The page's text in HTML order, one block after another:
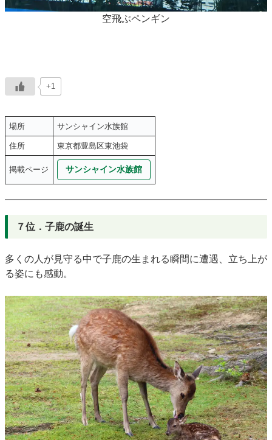
空飛ぶペンギン
+1
場所 サンシャイン水族館
住所 東京都豊島区東池袋
掲載ページ サンシャイン水族館
７位．子鹿の誕生
多くの人が見守る中で子鹿の生まれる瞬間に遭遇、立ち上が
る姿にも感動。